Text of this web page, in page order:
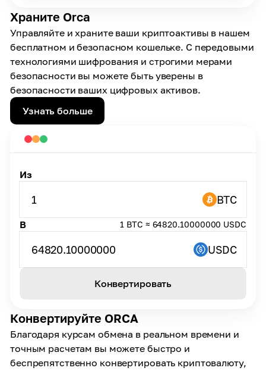
Храните Orca
Управляйте и храните ваши криптоактивы в нашем
бесплатном и безопасном кошельке. С передовыми
технологиями шифрования и строгими мерами
безопасности вы можете быть уверены в
безопасности ваших цифровых активов.
Узнать больше
Конвертируйте ORCA
Благодаря курсам обмена в реальном времени и
точным расчетам вы можете быстро и
беспрепятственно конвертировать криптовалюту,
Из
1 BTC
В 1 BTC ≈ 64820.10000000 USDC
64820.10000000 USDC
Конвертировать